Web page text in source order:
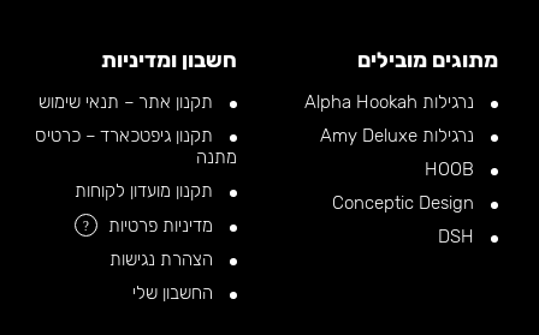
מתוגים מובילים
נרגילות Alpha Hookah
נרגילות Amy Deluxe
חשבון ומדיניות
תקנון אתר – תנאי שימוש
תקנון גיפטכארד – כרטיס
מתנה
תקנון מועדון לקוחות
מדיניות פרטיות
?
הצהרת נגישות
החשבון שלי